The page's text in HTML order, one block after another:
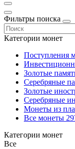
Фильтры поиска
Категории монет
Поступления
Золотые
Серебряные
Золотые
Серебряные
Монеты из
Все монеты
Категории монет
Все